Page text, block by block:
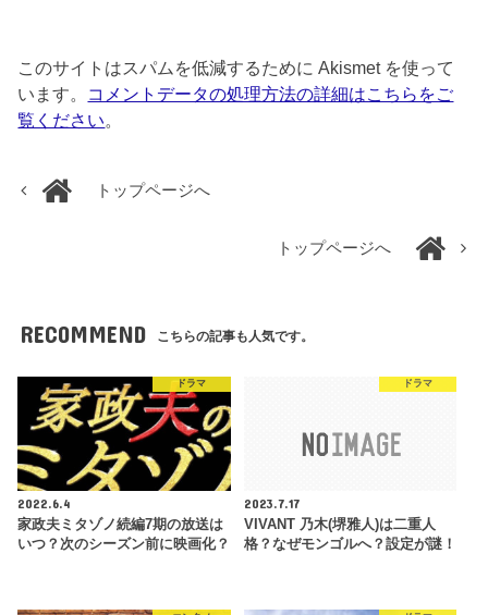
このサイトはスパムを低減するために Akismet を使って
います。 コメントデータの処理方法の詳細はこちらをご
覧ください。
トップページへ
トップページへ
RECOMMEND こちらの記事も人気です。
ドラマ
2022.6.4
家政夫ミタゾノ続編7期の放送は
いつ？次のシーズン前に映画化？
ドラマ
2023.7.17
VIVANT 乃木(堺雅人)は二重人
格？なぜモンゴルへ？設定が謎！